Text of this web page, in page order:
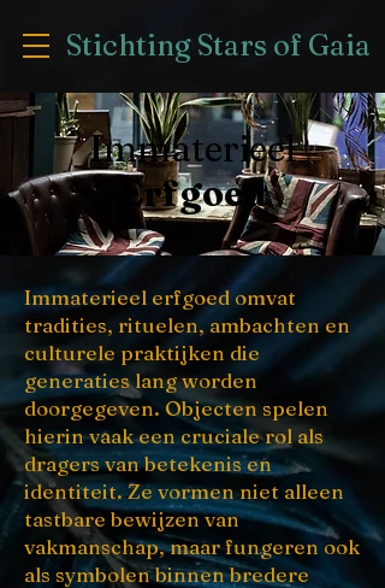
Stichting Stars of Gaia
Immaterieel
Erfgoed
Immaterieel erfgoed omvat
tradities, rituelen, ambachten en
culturele praktijken die
generaties lang worden
doorgegeven. Objecten spelen
hierin vaak een cruciale rol als
dragers van betekenis en
identiteit. Ze vormen niet alleen
tastbare bewijzen van
vakmanschap, maar fungeren ook
als symbolen binnen bredere